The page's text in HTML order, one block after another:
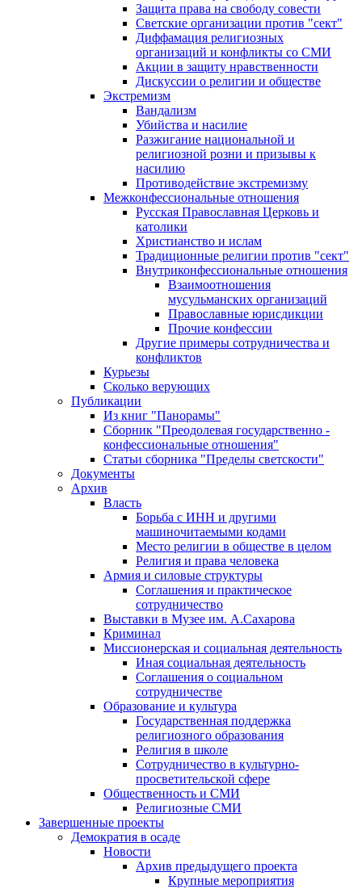
Защита права на свободу совести
Светские организации против "сект"
Диффамация религиозных
организаций и конфликты со СМИ
Акции в защиту нравственности
Дискуссии о религии и обществе
Экстремизм
Вандализм
Убийства и насилие
Разжигание национальной и
религиозной розни и призывы к
насилию
Противодействие экстремизму
Межконфессиональные отношения
Русская Православная Церковь и
католики
Христианство и ислам
Традиционные религии против "сект"
Внутриконфессиональные отношения
Взаимоотношения
мусульманских организаций
Православные юрисдикции
Прочие конфессии
Другие примеры сотрудничества и
конфликтов
Курьезы
Сколько верующих
Публикации
Из книг "Панорамы"
Сборник "Преодолевая государственно -
конфессиональные отношения"
Статьи сборника "Пределы светскости"
Документы
Архив
Власть
Борьба с ИНН и другими
машиночитаемыми кодами
Место религии в обществе в целом
Религия и права человека
Армия и силовые структуры
Соглашения и практическое
сотрудничество
Выставки в Музее им. А.Сахарова
Криминал
Миссионерская и социальная деятельность
Иная социальная деятельность
Соглашения о социальном
сотрудничестве
Образование и культура
Государственная поддержка
религиозного образования
Религия в школе
Сотрудничество в культурно-
просветительской сфере
Общественность и СМИ
Религиозные СМИ
Завершенные проекты
Демократия в осаде
Новости
Архив предыдущего проекта
Крупные мероприятия